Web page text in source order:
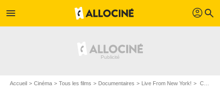
menu profil search
Accueil Cinéma Tous les films Documentaires Live From New York! Casting Live From New York!